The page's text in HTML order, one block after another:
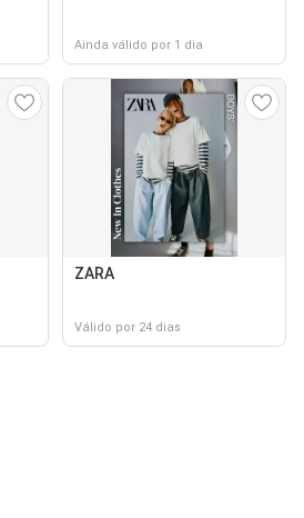
Ainda válido por 1 dia
ZARA
Válido por 24 dias